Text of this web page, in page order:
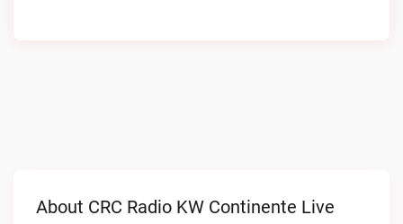
About CRC Radio KW Continente Live